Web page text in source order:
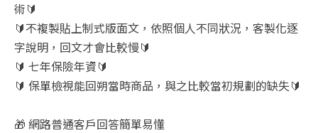
術🔰
🔰不複製貼上制式版面文，依照個人不同狀況，客製化逐
字說明，回文才會比較慢🔰
🔰 七年保險年資🔰
🔰 保單檢視能回朔當時商品，與之比較當初規劃的缺失🔰
🎁 網路普通客戶回答簡單易懂